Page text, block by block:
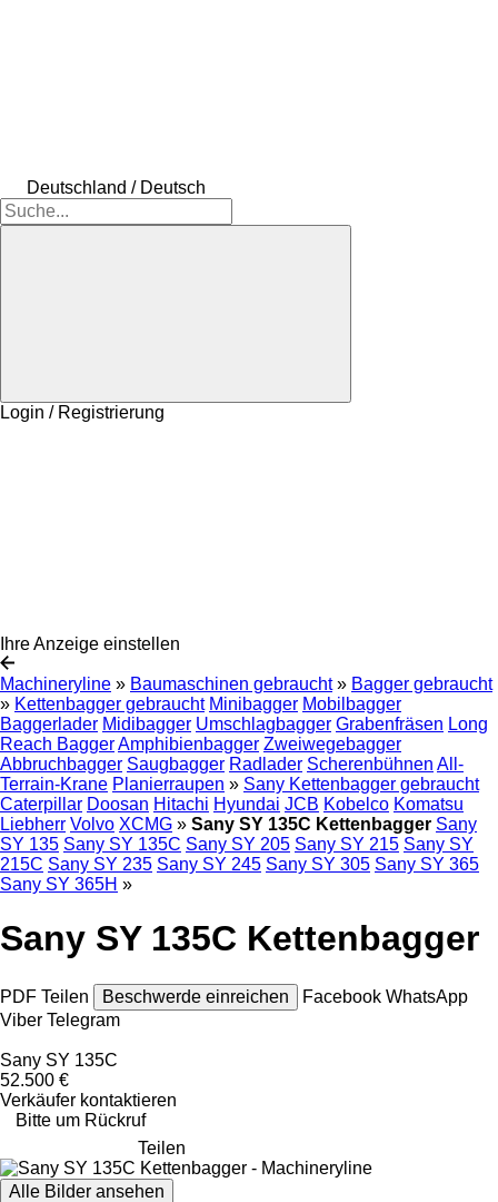
Deutschland / Deutsch
Login / Registrierung
Ihre Anzeige einstellen
Machineryline » Baumaschinen gebraucht » Bagger gebraucht
» Kettenbagger gebraucht Minibagger Mobilbagger
Baggerlader Midibagger Umschlagbagger Grabenfräsen Long
Reach BaggerAmphibienbagger Zweiwegebagger
Abbruchbagger Saugbagger Radlader Scherenbühnen All-
Terrain-Krane Planierraupen » Sany Kettenbagger gebraucht
Caterpillar Doosan Hitachi Hyundai JCB Kobelco Komatsu
Liebherr Volvo XCMG » Sany SY 135C Kettenbagger Sany
SY 135 Sany SY 135C Sany SY 205 Sany SY 215 Sany SY
215C Sany SY 235 Sany SY 245 Sany SY 305 Sany SY 365
Sany SY 365H »
Sany SY 135C Kettenbagger
PDF Teilen Beschwerde einreichen Facebook WhatsApp
Viber Telegram
Sany SY 135C
52.500 €
Verkäufer kontaktieren
Bitte um Rückruf
Teilen
Alle Bilder ansehen